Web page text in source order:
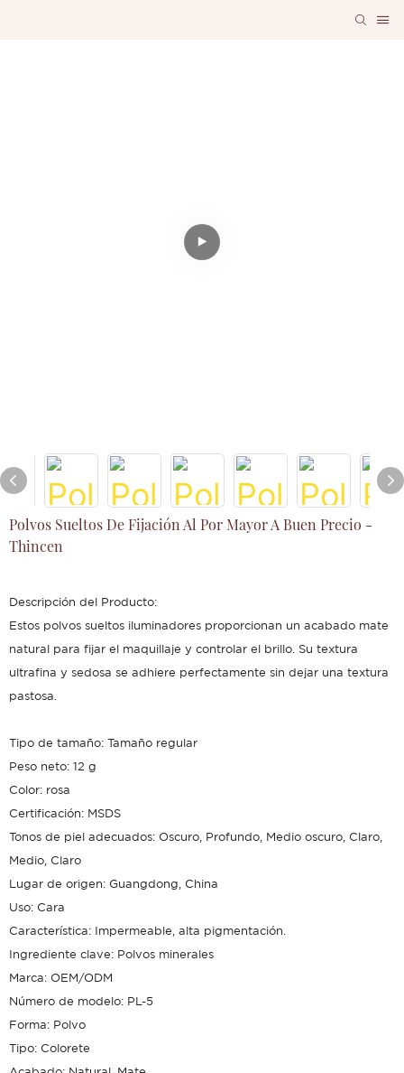
Polvos Sueltos De Fijación Al Por Mayor A Buen Precio -
Thincen
Descripción del Producto:
Estos polvos sueltos iluminadores proporcionan un acabado mate
natural para fijar el maquillaje y controlar el brillo. Su textura
ultrafina y sedosa se adhiere perfectamente sin dejar una textura
pastosa.
Tipo de tamaño: Tamaño regular
Peso neto: 12 g
Color: rosa
Certificación: MSDS
Tonos de piel adecuados: Oscuro, Profundo, Medio oscuro, Claro,
Medio, Claro
Lugar de origen: Guangdong, China
Uso: Cara
Característica: Impermeable, alta pigmentación.
Ingrediente clave: Polvos minerales
Marca: OEM/ODM
Número de modelo: PL-5
Forma: Polvo
Tipo: Colorete